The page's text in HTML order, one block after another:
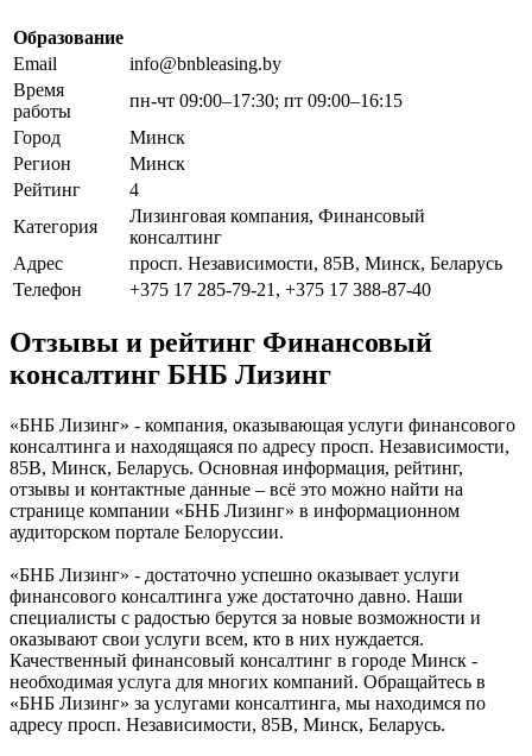
Образование
Email
info@bnbleasing.by
Время
работы
пн-чт 09:00–17:30; пт 09:00–16:15
Город
Минск
Регион
Минск
Рейтинг
4
Категория
Лизинговая компания, Финансовый
консалтинг
Адрес
просп. Независимости, 85В, Минск, Беларусь
Телефон
+375 17 285-79-21, +375 17 388-87-40
Отзывы и рейтинг Финансовый
консалтинг БНБ Лизинг
«БНБ Лизинг» - компания, оказывающая услуги финансового
консалтинга и находящаяся по адресу просп. Независимости,
85В, Минск, Беларусь. Основная информация, рейтинг,
отзывы и контактные данные – всё это можно найти на
странице компании «БНБ Лизинг» в информационном
аудиторском портале Белоруссии.
«БНБ Лизинг» - достаточно успешно оказывает услуги
финансового консалтинга уже достаточно давно. Наши
специалисты с радостью берутся за новые возможности и
оказывают свои услуги всем, кто в них нуждается.
Качественный финансовый консалтинг в городе Минск -
необходимая услуга для многих компаний. Обращайтесь в
«БНБ Лизинг» за услугами консалтинга, мы находимся по
адресу просп. Независимости, 85В, Минск, Беларусь.